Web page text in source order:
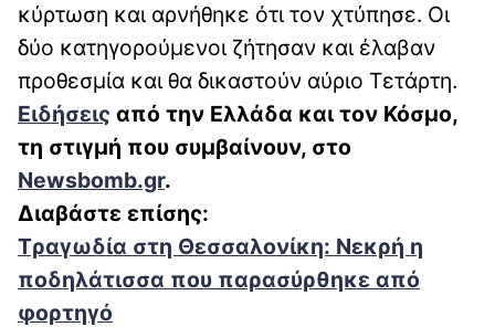
κύρτωση και αρνήθηκε ότι τον χτύπησε. Οι
δύο κατηγορούμενοι ζήτησαν και έλαβαν
προθεσμία και θα δικαστούν αύριο Τετάρτη.
Ειδήσεις από την Ελλάδα και τον Κόσμο,
τη στιγμή που συμβαίνουν, στο
Newsbomb.gr.
Διαβάστε επίσης:
Tραγωδία στη Θεσσαλονίκη: Νεκρή η
ποδηλάτισσα που παρασύρθηκε από
φορτηγό